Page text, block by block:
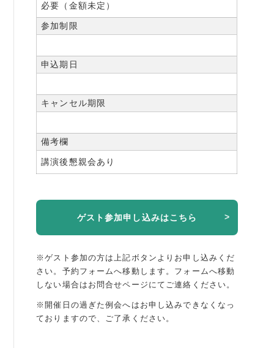
必要（金額未定）
参加制限
申込期日
キャンセル期限
備考欄
講演後懇親会あり
ゲスト参加申し込みはこちら
※ゲスト参加の方は上記ボタンよりお申し込みくだ
さい。予約フォームへ移動します。 フォームへ移動
しない場合はお問合せページにてご連絡ください。
※開催日の過ぎた例会へはお申し込みできなくなっ
ておりますので、ご了承ください。